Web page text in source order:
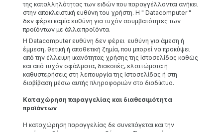
της καταλληλότητας των ειδών που παραγγέλλονται ανήκει
στην αποκλειστική ευθύνη του χρήστη. Η " Datacomputer "
δεν φέρει καμία ευθύνη για τυχόν ασυμβατότητες των
προϊόντων με άλλα προϊόντα.
Η Datacomputer ευθύνη δεν φέρει ευθύνη για άμεση ή
έμμεση, θετική ή αποθετική ζημία, που μπορεί να προκύψει
από την έλλειψη ικανότητας χρήσης της Ιστοσελίδας καθώς
και από τυχόν σφάλματα, διακοπές, ελαττώματα ή
καθυστερήσεις στη λειτουργία της Ιστοσελίδας ή στη
διαβίβαση μέσω αυτής πληροφοριών στο διαδίκτυο.
Καταχώρηση παραγγελίας και διαθεσιμότητα
προϊόντων
Η καταχώρηση παραγγελίας δε συνεπάγεται και την